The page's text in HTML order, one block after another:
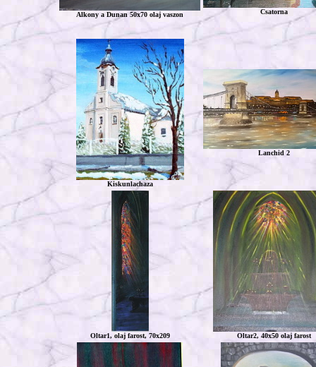
Alkony a Dunan 50x70 olaj vaszon Csatorna
Kiskunlachaza
Lanchid 2
Oltar1, olaj farost, 70x209 Oltar2, 40x50 olaj farost